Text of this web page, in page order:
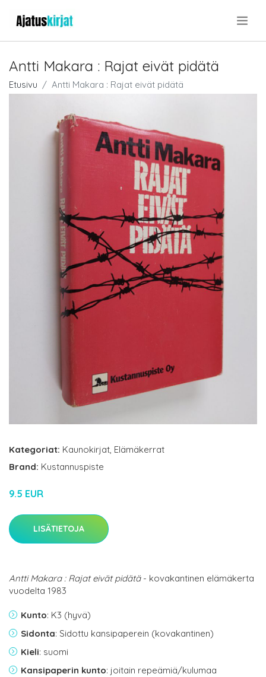
Antti Makara : Rajat eivät pidätä
Etusivu Antti Makara : Rajat eivät pidätä
Kategoriat: Kaunokirjat, Elämäkerrat
Brand: Kustannuspiste
9.5 EUR
LISÄTIETOJA
Antti Makara : Rajat eivät pidätä- kovakantinen elämäkerta
vuodelta 1983
Kunto: K3 (hyvä)
Sidonta: Sidottu kansipaperein (kovakantinen)
Kieli: suomi
Kansipaperin kunto: joitain repeämiä/kulumaa